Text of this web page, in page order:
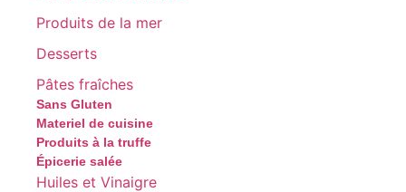
Produits de la mer
Desserts
Pâtes fraîches
Sans Gluten
Materiel de cuisine
Produits à la truffe
Épicerie salée
Huiles et Vinaigre